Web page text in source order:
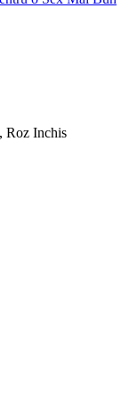
Roz Inchis